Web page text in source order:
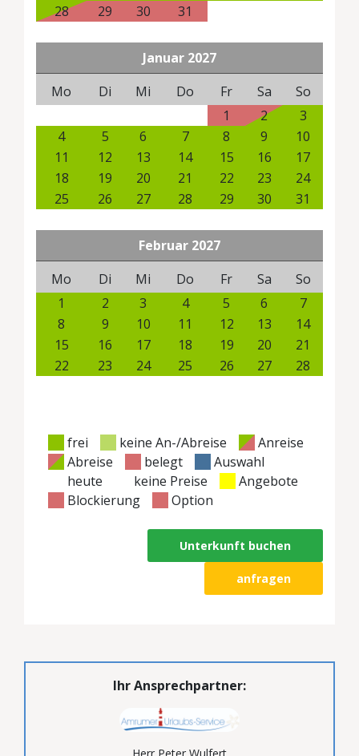
28
29 30 31
Januar 2027
Mo
Di Mi Do Fr Sa
So
1
2
3
4
5 6 7 8 9
10
11
12 13 14 15 16
17
18
19 20 21 22 23
24
25
26 27 28 29 30 31
Februar 2027
Mo
Di Mi Do Fr Sa
So
1
2 3 4 5 6
7
8
9 10 11 12 13
14
15
16 17 18 19 20
21
22
23 24 25 26 27 28
frei keine An-/Abreise
Anreise
Abreise
belegt
Auswahl
heute
keine Preise
Angebote
Blockierung
Option
Unterkunft buchen
anfragen
Ihr Ansprechpartner: